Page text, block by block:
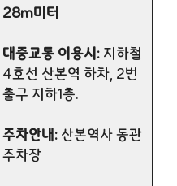
28m미터
대중교통 이용시:지하철
4호선 산본역 하차, 2번
출구 지하1층.
주차안내: 산본역사 동관
주차장